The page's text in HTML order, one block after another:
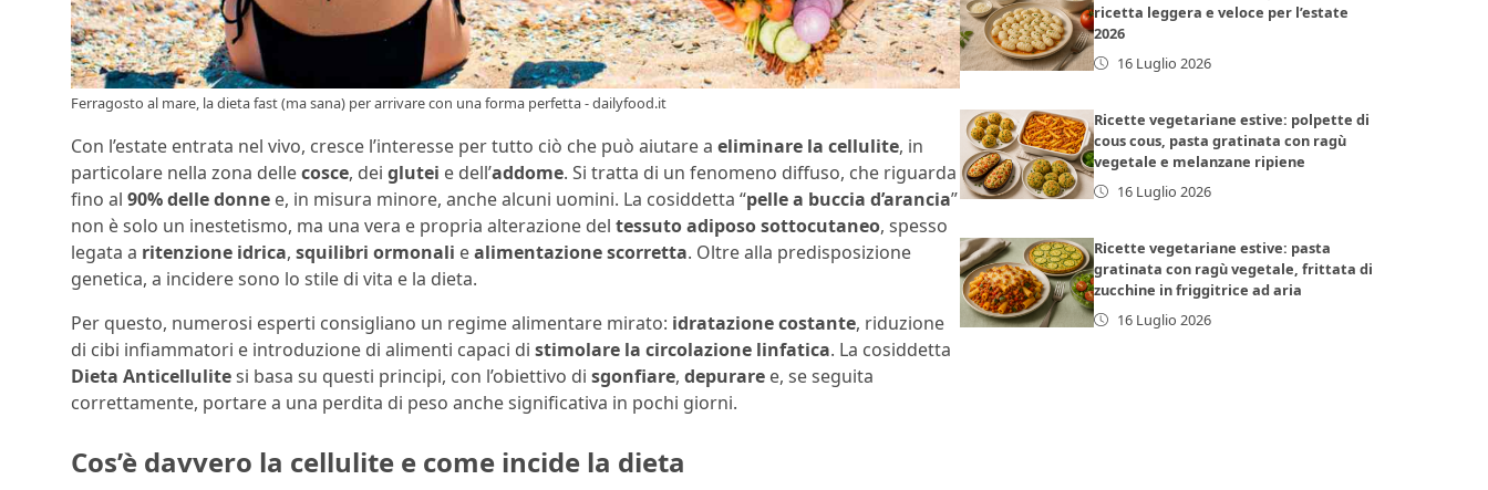
Ferragosto al mare, la dieta fast (ma sana) per arrivare con una forma perfetta - dailyfood.it
Con l’estate entrata nel vivo, cresce l’interesse per tutto ciò che può aiutare a eliminare la cellulite, in
particolare nella zona dellecosce, dei glutei e dell’addome. Si tratta di un fenomeno diffuso, che riguarda
fino al 90% delle donne e, in misura minore, anche alcuni uomini. La cosiddetta “pelle a buccia d’arancia”
non è solo un inestetismo, ma una vera e propria alterazione del tessuto adiposo sottocutaneo, spesso
legata a ritenzione idrica, squilibri ormonali ealimentazione scorretta. Oltre alla predisposizione
genetica, a incidere sono lo stile di vita e la dieta.
Per questo, numerosi esperti consigliano un regime alimentare mirato: idratazione costante, riduzione
di cibi infiammatori e introduzione di alimenti capaci di stimolare la circolazione linfatica. La cosiddetta
Dieta Anticellulitesi basa su questi principi, con l’obiettivo di sgonfiare, depurare e, se seguita
correttamente, portare a una perdita di peso anche significativa in pochi giorni.
Cos’è davvero la cellulite e come incide la dieta
ricetta leggera e veloce per l’estate
2026
16 Luglio 2026
Ricette vegetariane estive: polpette di
cous cous, pasta gratinata con ragù
vegetale e melanzane ripiene
16 Luglio 2026
Ricette vegetariane estive: pasta
gratinata con ragù vegetale, frittata di
zucchine in friggitrice ad aria
16 Luglio 2026